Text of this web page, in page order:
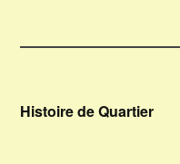
Navigation
Histoire de Quartier